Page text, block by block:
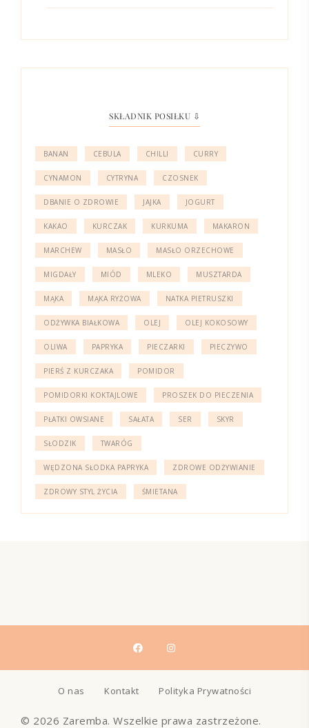
SKŁADNIK POSIŁKU ⇩
BANAN CEBULA CHILLI CURRY
CYNAMON CYTRYNA CZOSNEK
DBANIE O ZDROWIE JAJKA JOGURT
KAKAO KURCZAK KURKUMA MAKARON
MARCHEW MASŁO MASŁO ORZECHOWE
MIGDAŁY MIÓD MLEKO MUSZTARDA
MĄKA MĄKA RYŻOWA NATKA PIETRUSZKI
ODŻYWKA BIAŁKOWA OLEJ OLEJ KOKOSOWY
OLIWA PAPRYKA PIECZARKI PIECZYWO
PIERŚ Z KURCZAKA POMIDOR
POMIDORKI KOKTAJLOWE PROSZEK DO PIECZENIA
PŁATKI OWSIANE SAŁATA SER SKYR
SŁODZIK TWARÓG
WĘDZONA SŁODKA PAPRYKA ZDROWE ODŻYWIANIE
ZDROWY STYL ŻYCIA ŚMIETANA
O nas Kontakt Polityka Prywatności
© 2026 Zaremba. Wszelkie prawa zastrzeżone.